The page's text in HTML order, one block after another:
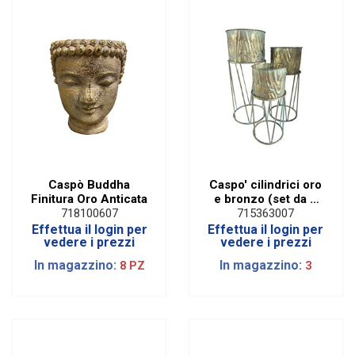
Caspò Buddha
Finitura Oro Anticata
718100607
Effettua il login per
vedere i prezzi
In magazzino: 8 PZ
Caspo' cilindrici oro
e bronzo (set da 3
pz)
715363007
Effettua il login per
vedere i prezzi
In magazzino: 3